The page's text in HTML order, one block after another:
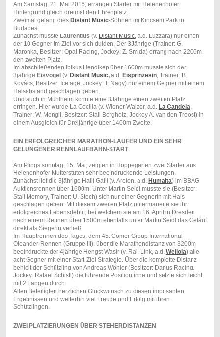
Am Samstag, 21. Mai 2016, errangen Starter mit Helenenhofer
Hintergrund gleich dreimal den Ehrenplatz.
Zweimal gelang dies Distant Music-Söhnen im Kincsem Park in
Budapest.
Zunächst musste Laurentius (v. Distant Music, a.d. Luzzara) nur einen
der 10 Gegner im Ziel vor sich dulden. Der 3Jährige (Trainer: G.
Maronka, Besitzer: Opal Racing, Jockey: Z. Smida) errang nach 2200m
den zweiten Platz.
Im abschließenden Ibikus Hendikep über 1600m musste sich der
3jährige Eisvogel(v. Distant Music,a.d. Eisprinzesin, Trainer: B.
Kovács, Besitzer: Ice age, Jockey: T. Nagy) nur einem Gegner mit einem
Halsabstand geschlagen geben.
Und auch in Mühlheim konnte eine 3Jährige einen zweiten Platz
erringen. Hier wurde La Cecilia (v. Wiener Walzer, a.d. La Candela
Trainer: W. Mongil, Besitzer: Stall Bergholz, Jockey A. van den Troost) in
einem Ausgleich für Dreijährige über 1400m Zweite.
EIN ERFOLGREICHER MARATHON-LÄUFER UND EIN SEHR
GELUNGENER RENNLAUFBAHN-START
Am Pfingstsonntag, 15. Mai, zeigten in Hoppegarten zwei Starter aus
Helenenhofer Mutterstuten sehr beeindruckende Leistungen.
Zunächst lief die 3jährige Halli Galli (v. Areion, a.d. Humaita) im BBAG
Auktionsrennen über 1600m. Unter Martin Seidl musste sie (Besitzer:
Stall Memory, Trainer: U. Stech) sich nur einer Gegnerin mit Hals
geschlagen geben. Mit diesem zweiten Platz untermauerte sie ihr
erfolgreiches Lebensdebüt, bei welchem sie am 16. April in Dresden
nach einem Rennen über 1500m ebenfalls unter Martin Seidl das Geläuf
direkt als Siegerin verließ.
Im Hauptrennen des Tages, dem 45. Comer Group International
Oleander-Rennen (Gruppe III), über die Marathondistanz von 3200m
beeindruckte der 4jährige Hengst Wasir (v. Rail Link, a.d. Wellola) alle
acht Gegner mit einer Start-Ziel Strategie. Über die komplette Distanz
behielt der Schützling von Andreas Wöhler (Besitzer: Darius Racing,
Jockey: Rafael Schistl) die führende Position inne und setzte sich leicht
mit 2 Längen durch.
Allen Beteiligten herzlichen Glückwunsch zu diesen imposanten
Ergebnissen und weiterhin viel Freude und Erfolg mit ihren
Schützlingen.
ZWEI PLATZIERUNGEN ÜBER STEHERDISTANZEN